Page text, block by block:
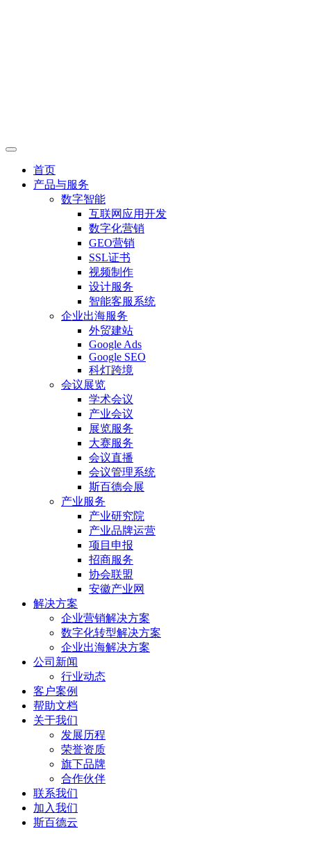
首页
产品与服务
数字智能
互联网应用开发
数字化营销
GEO营销
SSL证书
视频制作
设计服务
智能客服系统
企业出海服务
外贸建站
Google Ads
Google SEO
科灯跨境
会议展览
学术会议
产业会议
展览服务
大赛服务
会议直播
会议管理系统
斯百德会展
产业服务
产业研究院
产业品牌运营
项目申报
招商服务
协会联盟
安徽产业网
解决方案
企业营销解决方案
数字化转型解决方案
企业出海解决方案
公司新闻
行业动态
客户案例
帮助文档
关于我们
发展历程
荣誉资质
旗下品牌
合作伙伴
联系我们
加入我们
斯百德云